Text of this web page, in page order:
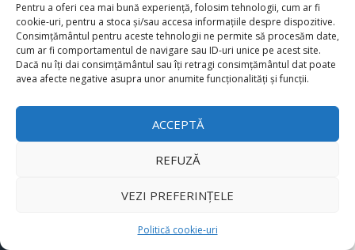
Pentru a oferi cea mai bună experiență, folosim tehnologii, cum ar fi
cookie-uri, pentru a stoca și/sau accesa informațiile despre dispozitive.
Consimțământul pentru aceste tehnologii ne permite să procesăm date,
cum ar fi comportamentul de navigare sau ID-uri unice pe acest site.
Dacă nu îți dai consimțământul sau îți retragi consimțământul dat poate
avea afecte negative asupra unor anumite funcționalități și funcții.
ACCEPTĂ
REFUZĂ
VEZI PREFERINȚELE
Politică cookie-uri
Vremea se schimbă brusc: Canicula aduce
instabilitate…
4
„Nu suntem gata să introducem TVA”: Vasile
Tofan a anunțat…
(video) Cât a consumat noul Lotus Eletre X
Plug-in Hybrid pe…
×